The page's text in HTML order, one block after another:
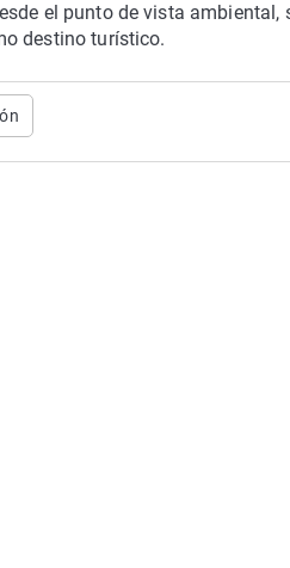
el punto de vista
destino turístico.